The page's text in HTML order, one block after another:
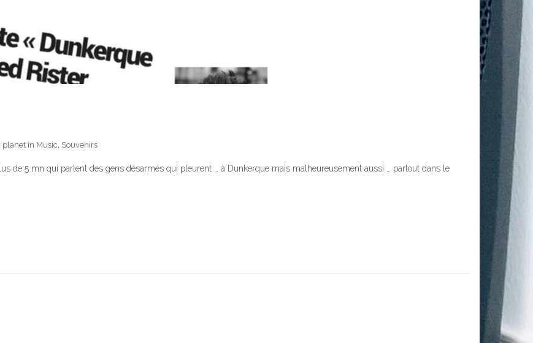
planet in Music, Souvenirs
de 5 mn qui parlent des gens désarmés qui pleurent … à Dunkerque mais malheureusement aussi … partout dans le